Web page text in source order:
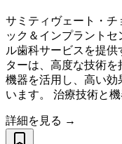
サミティヴェート・チ
ック＆インプラント
ル歯科サービスを提
ターは、高度な技術
機器を活用し、高い効
います。 治療技術と機
詳細を見る →